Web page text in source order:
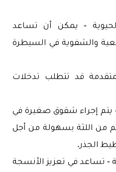
- يمكن أن تساعد
والشفوية في السيطرة
قد تتطلب تدخلات
- يتم إجراء شقوق صغيرة في
من اللثة بسهولة من أجل
الجذر.
- تساعد في تعزيز الأنسجة